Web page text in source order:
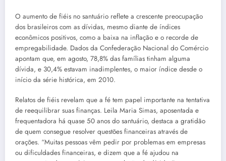
O aumento de fiéis no santuário reflete a crescente preocupação
dos brasileiros com as dívidas, mesmo diante de índices
econômicos positivos, como a baixa na inflação e o recorde de
empregabilidade. Dados da Confederação Nacional do Comércio
apontam que, em agosto, 78,8% das famílias tinham alguma
dívida, e 30,4% estavam inadimplentes, o maior índice desde o
início da série histórica, em 2010.
Relatos de fiéis revelam que a fé tem papel importante na tentativa
de reequilibrar suas finanças. Leila Maria Simas, aposentada e
frequentadora há quase 50 anos do santuário, destaca a gratidão
de quem consegue resolver questões financeiras através de
orações. “Muitas pessoas vêm pedir por problemas em empresas
ou dificuldades financeiras, e dizem que a fé ajudou na